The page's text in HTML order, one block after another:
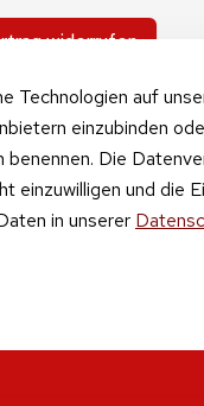
Technologien auf
einzubinden
benennen. Die
einzuwilligen und die
in unserer
widerrufen